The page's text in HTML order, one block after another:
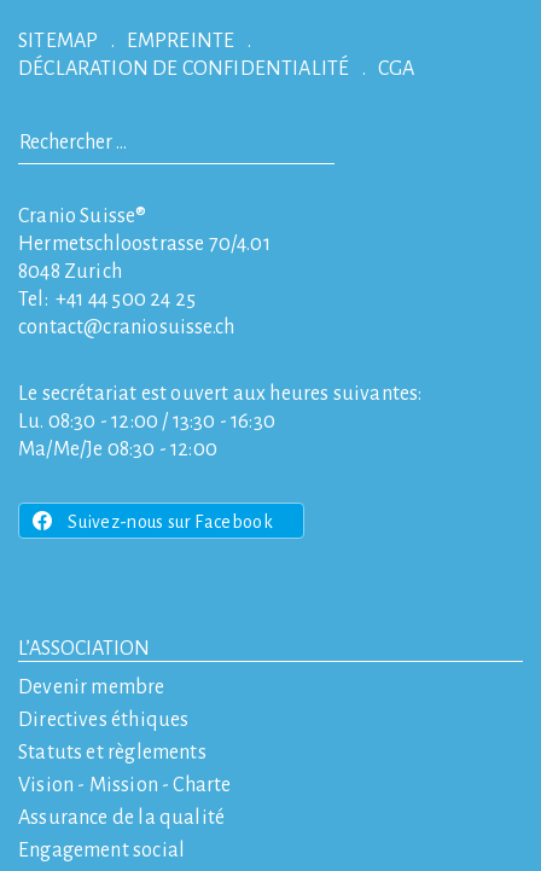
SITEMAP
EMPREINTE
DÉCLARATION DE CONFIDENTIALITÉ
CGA
Cranio Suisse®
Hermetschloostrasse 70/4.01
8048 Zurich
Tel: +41 44 500 24 25
contact
craniosuisse.ch
Le secrétariat est ouvert aux heures suivantes:
Lu. 08:30 - 12:00 / 13:30 - 16:30
Ma/Me/Je 08:30 - 12:00
Suivez-nous sur Facebook
L’ASSOCIATION
Devenir membre
Directives éthiques
Statuts et règlements
Vision - Mission - Charte
Assurance de la qualité
Engagement social